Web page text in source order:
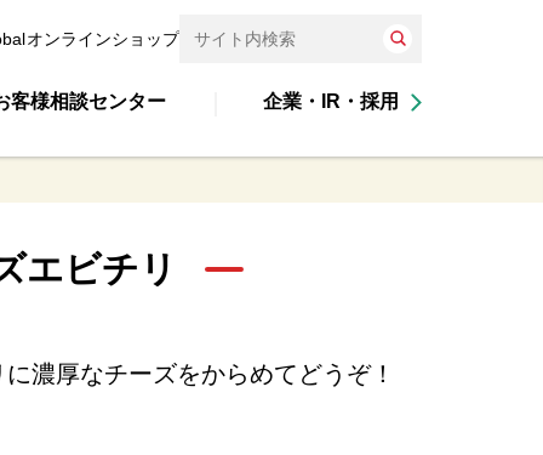
オンラインショップ
客様相談センター 企業・IR・採用
エビチリ
濃厚なチーズをからめてどうぞ！